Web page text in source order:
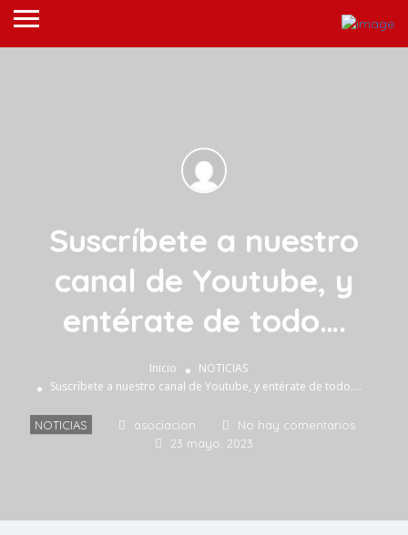
Suscríbete a nuestro
canal de Youtube, y
entérate de todo….
Inicio
NOTICIAS
Suscríbete a nuestro canal de Youtube, y entérate de todo….
NOTICIAS asociacion
No hay comentarios
23 mayo, 2023